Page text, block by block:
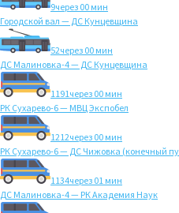
9через 00 мин
Городской вал — ДС Кунцевщина
52через 00 мин
ДС Малиновка-4 — ДС Кунцевщина
1191через 00 мин
РК Сухарево-6 — МВЦ Экспобел
1212через 00 мин
РК Сухарево-6 — ДС Чижовка (конечный
1134через 01 мин
ДС Малиновка-4 — РК Академия Наук